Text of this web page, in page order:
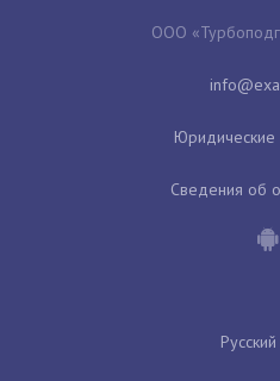
ООО
Юридические
Сведения об